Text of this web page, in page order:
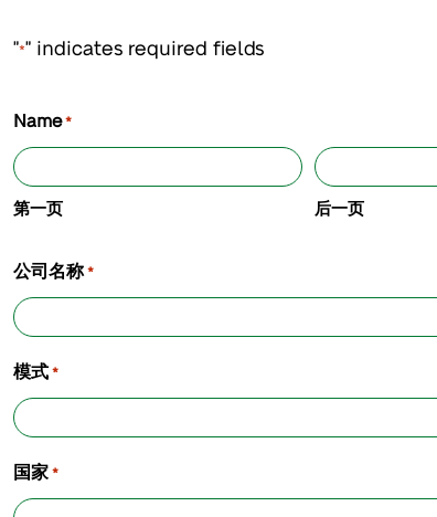
"*" indicates required fields
Name *
第一页 后一页
公司名称 *
模式 *
国家 *